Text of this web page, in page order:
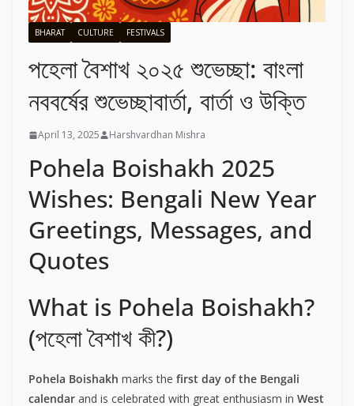
BHARAT CULTURE FESTIVALS
পহেলা বৈশাখ ২০২৫ শুভেচ্ছা: বাংলা
নববর্ষের শুভেচ্ছাবার্তা, বার্তা ও উক্তি
April 13, 2025 Harshvardhan Mishra
Pohela Boishakh 2025
Wishes: Bengali New Year
Greetings, Messages, and
Quotes
What is Pohela Boishakh?
(পহেলা বৈশাখ কী?)
Pohela Boishakh marks the first day of the Bengali
calendar and is celebrated with great enthusiasm in West